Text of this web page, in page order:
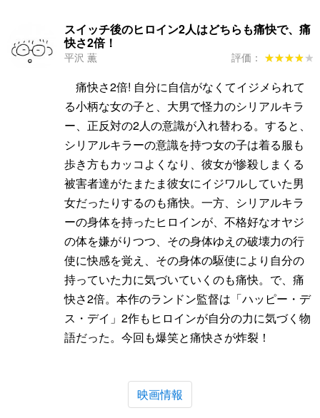
スイッチ後のヒロイン2人はどちらも痛快で、痛
快さ2倍！
平沢 薫 評価： ★★★★★
★★★★★
痛快さ2倍! 自分に自信がなくてイジメられて
る小柄な女の子と、大男で怪力のシリアルキラ
ー、正反対の2人の意識が入れ替わる。すると、
シリアルキラーの意識を持つ女の子は着る服も
歩き方もカッコよくなり、彼女が惨殺しまくる
被害者達がたまたま彼女にイジワルしていた男
女だったりするのも痛快。一方、シリアルキラ
ーの身体を持ったヒロインが、不格好なオヤジ
の体を嫌がりつつ、その身体ゆえの破壊力の行
使に快感を覚え、その身体の駆使により自分の
持っていた力に気づいていくのも痛快。で、痛
快さ2倍。本作のランドン監督は「ハッピー・デ
ス・デイ」2作もヒロインが自分の力に気づく物
語だった。今回も爆笑と痛快さが炸裂！
映画情報